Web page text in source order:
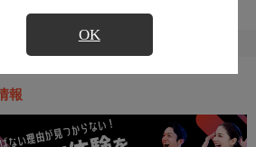
OK
報